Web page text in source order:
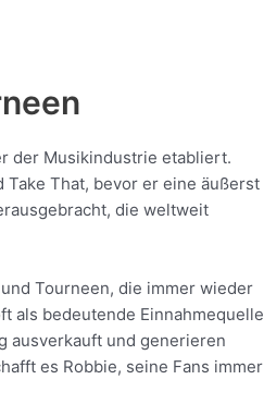
der Musikindustrie etabliert.
That, bevor er eine äußerst
die weltweit
Tourneen, die immer wieder
als bedeutende Einnahmequelle
ausverkauft und generieren
es Robbie, seine Fans immer